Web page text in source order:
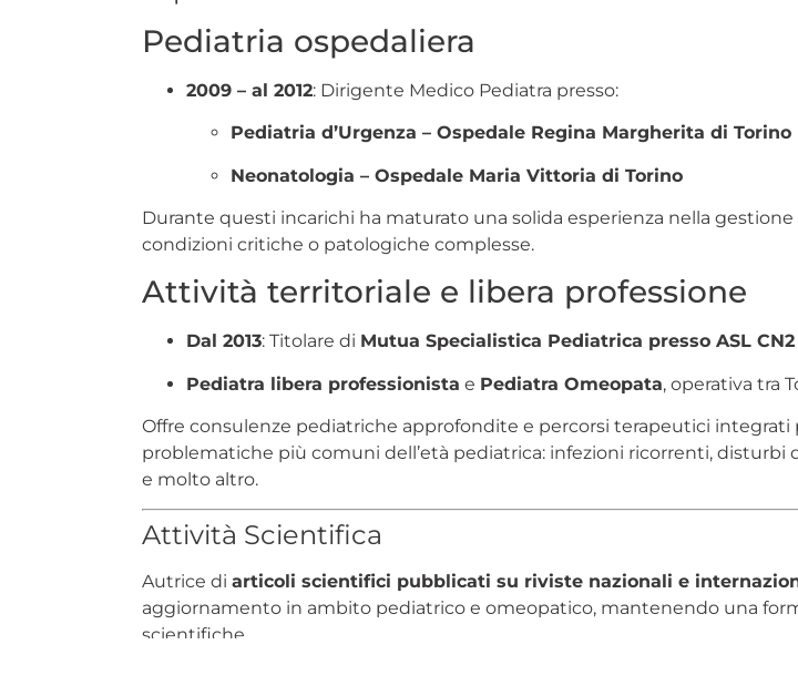
Pediatria ospedaliera
2009 – al 2012: Dirigente Medico Pediatra presso:
Pediatria d’Urgenza – Ospedale Regina Margherita di Torino
Neonatologia – Ospedale Maria Vittoria di Torino
Durante questi incarichi ha maturato una solida esperienza nella
condizioni critiche o patologiche complesse.
Attività territoriale e libera professione
Dal 2013: Titolare di Mutua Specialistica Pediatrica presso ASL CN2
Pediatra libera professionista e Pediatra Omeopata, operativa tra
Offre consulenze pediatriche approfondite e percorsi terapeutici
problematiche più comuni dell’età pediatrica: infezioni ricorrenti,
e molto altro.
Attività Scientifica
Autrice di articoli scientifici pubblicati su riviste nazionali e
aggiornamento in ambito pediatrico e omeopatico, mantenendo una
scientifiche.